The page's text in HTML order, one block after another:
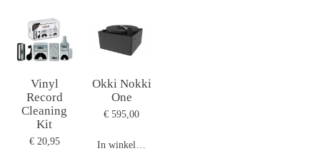
Vinyl
Record
Cleaning
Kit
€ 20,95
Okki Nokki
One
€ 595,00
In winkelwagen